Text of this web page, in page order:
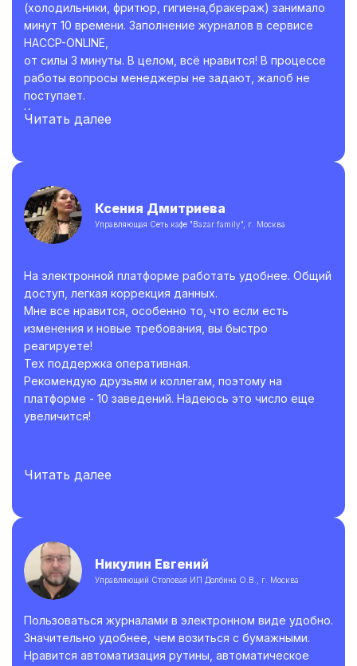
(холодильники, фритюр, гигиена,бракераж) занимало
минут 10 времени. Заполнение журналов в сервисе
HACCP-ONLINE,
от силы 3 минуты. В целом, всё нравится! В процессе
работы вопросы менеджеры не задают, жалоб не
поступает.
Коллегам рекомендую.
Читать далее
Ксения Дмитриева
Управляющая Сеть кафе "Bazar family", г. Москва
На электронной платформе работать удобнее. Общий
доступ, легкая коррекция данных.
Мне все нравится, особенно то, что если есть
изменения и новые требования, вы быстро
реагируете!
Тех поддержка оперативная.
Рекомендую друзьям и коллегам, поэтому на
платформе - 10 заведений. Надеюсь это число еще
увеличится!
Читать далее
Никулин Евгений
Управляющий Столовая ИП Долбина О.В., г. Москва
Пользоваться журналами в электронном виде удобно.
Значительно удобнее, чем возиться с бумажными.
Нравится автоматизация рутины, автоматическое